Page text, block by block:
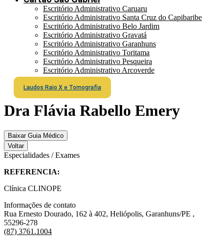
Escritório Administrativo Caruaru
Escritório Administrativo Santa Cruz do Capibaribe
Escritório Administrativo Belo Jardim
Escritório Administrativo Gravatá
Escritório Administrativo Garanhuns
Escritório Administrativo Toritama
Escritório Administrativo Pesqueira
Escritório Administrativo Arcoverde
Laudos Raio X e Tomografia
Dra Flávia Rabello Emery
Baixar Guia Médico
Voltar
Especialidades / Exames
REFERENCIA:
Clínica CLINOPE
Informações de contato
Rua Ernesto Dourado, 162 à 402, Heliópolis, Garanhuns/PE ,
55296-278
(87) 3761.1004